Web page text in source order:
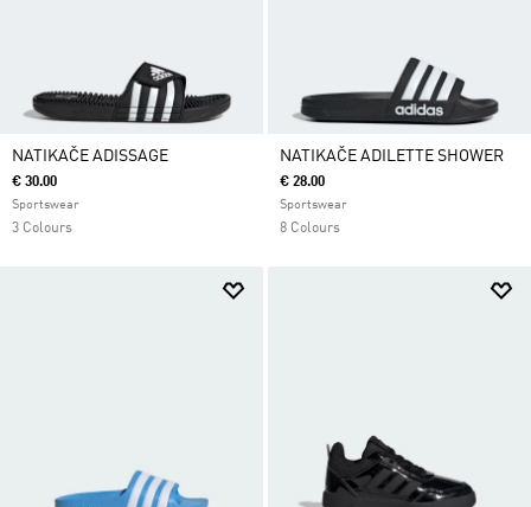
NATIKAČE ADISSAGE
€ 30.00
Sportswear
3 Colours
NATIKAČE ADILETTE SHOWER
€ 28.00
Sportswear
8 Colours